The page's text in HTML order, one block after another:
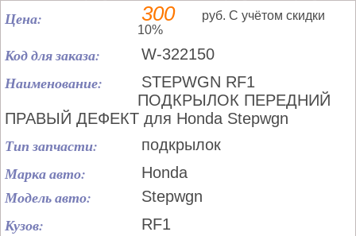
Цена: 300
руб. С учётом скидки
10%
Код для заказа: W-322150
Наименование:
STEPWGN RF1
ПОДКРЫЛОК ПЕРЕДНИЙ
ПРАВЫЙ ДЕФЕКТ для Honda Stepwgn
Тип запчасти: подкрылок
Марка авто: Honda
Модель авто: Stepwgn
Кузов: RF1